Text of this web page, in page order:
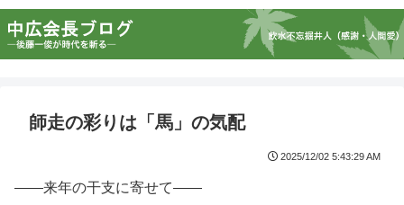
師走の彩りは「馬」の気配
2025/12/02 5:43:29 AM
——来年の干支に寄せて——